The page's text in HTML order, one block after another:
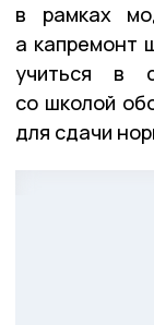
в рамках
а капремонт
учиться в
со школой
для сдачи